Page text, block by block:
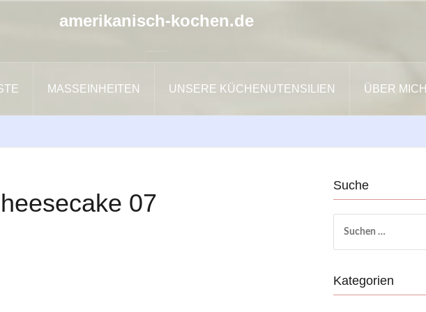
amerikanisch-kochen.de
MASSEINHEITEN UNSERE KÜCHENUTENSILIEN ÜBER MICH
07
Suche
nach:
Kategorien